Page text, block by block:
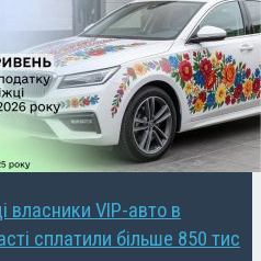
власники VIP-авто в
сплатили більше 850 тис